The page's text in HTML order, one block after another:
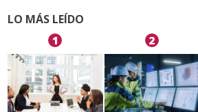
LO MÁS LEÍDO
1 2